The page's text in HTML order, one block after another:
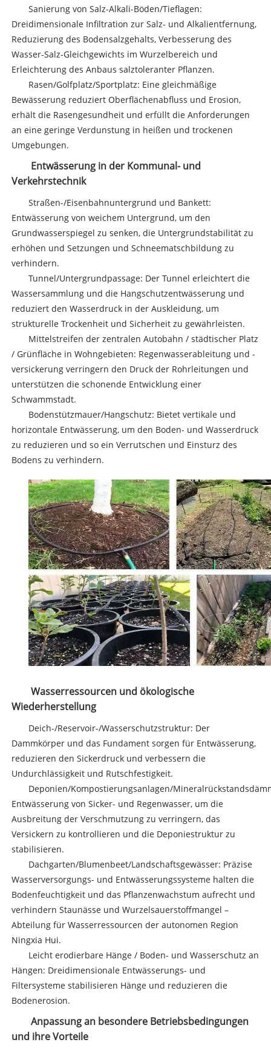
Sanierung von Salz-Alkali-Böden/Tieflagen:
Dreidimensionale Infiltration zur Salz- und Alkalientfernung,
Reduzierung des Bodensalzgehalts, Verbesserung des
Wasser-Salz-Gleichgewichts im Wurzelbereich und
Erleichterung des Anbaus salztoleranter Pflanzen.
Rasen/Golfplatz/Sportplatz: Eine gleichmäßige
Bewässerung reduziert Oberflächenabfluss und Erosion,
erhält die Rasengesundheit und erfüllt die Anforderungen
an eine geringe Verdunstung in heißen und trockenen
Umgebungen.
Entwässerung in der Kommunal- und
Verkehrstechnik
Straßen-/Eisenbahnuntergrund und Bankett:
Entwässerung von weichem Untergrund, um den
Grundwasserspiegel zu senken, die Untergrundstabilität zu
erhöhen und Setzungen und Schneematschbildung zu
verhindern.
Tunnel/Untergrundpassage: Der Tunnel erleichtert die
Wassersammlung und die Hangschutzentwässerung und
reduziert den Wasserdruck in der Auskleidung, um
strukturelle Trockenheit und Sicherheit zu gewährleisten.
Mittelstreifen der zentralen Autobahn / städtischer Platz
/ Grünfläche in Wohngebieten: Regenwasserableitung und -
versickerung verringern den Druck der Rohrleitungen und
unterstützen die schonende Entwicklung einer
Schwammstadt.
Bodenstützmauer/Hangschutz: Bietet vertikale und
horizontale Entwässerung, um den Boden- und Wasserdruck
zu reduzieren und so ein Verrutschen und Einsturz des
Bodens zu verhindern.
Wasserressourcen und ökologische
Wiederherstellung
Deich-/Reservoir-/Wasserschutzstruktur: Der
Dammkörper und das Fundament sorgen für Entwässerung,
reduzieren den Sickerdruck und verbessern die
Undurchlässigkeit und Rutschfestigkeit.
Deponien/Kompostierungsanlagen/
Entwässerung von Sicker- und Regenwasser, um die
Ausbreitung der Verschmutzung zu verringern, das
Versickern zu kontrollieren und die Deponiestruktur zu
stabilisieren.
Dachgarten/Blumenbeet/Landschaftsgewässer: Präzise
Wasserversorgungs- und Entwässerungssysteme halten die
Bodenfeuchtigkeit und das Pflanzenwachstum aufrecht und
verhindern Staunässe und Wurzelsauerstoffmangel –
Abteilung für Wasserressourcen der autonomen Region
Ningxia Hui.
Leicht erodierbare Hänge / Boden- und Wasserschutz an
Hängen: Dreidimensionale Entwässerungs- und
Filtersysteme stabilisieren Hänge und reduzieren die
Bodenerosion.
Anpassung an besondere Betriebsbedingungen
und ihre Vorteile